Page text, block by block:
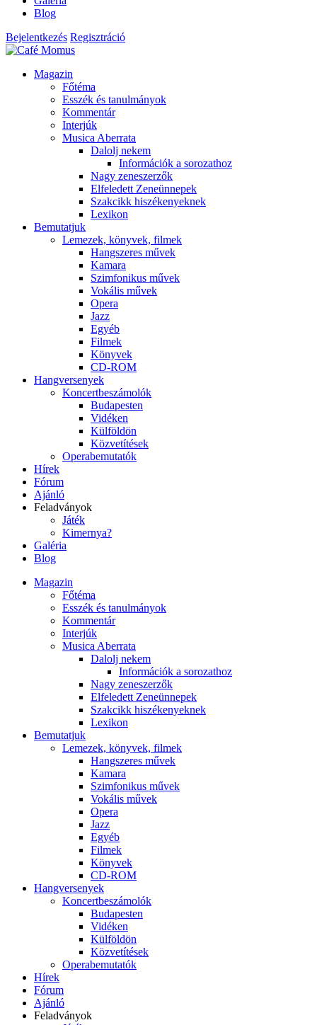
Blog
Bejelentkezés Regisztráció
Magazin
Főtéma
Esszék és tanulmányok
Kommentár
Interjúk
Musica Aberrata
Dalolj nekem
Információk a sorozathoz
Nagy zeneszerzők
Elfeledett Zeneünnepek
Szakcikk hiszékenyeknek
Lexikon
Bemutatjuk
Lemezek, könyvek, filmek
Hangszeres művek
Kamara
Szimfonikus művek
Vokális művek
Opera
Jazz
Egyéb
Filmek
Könyvek
CD-ROM
Hangversenyek
Koncertbeszámolók
Budapesten
Vidéken
Külföldön
Közvetítések
Operabemutatók
Hírek
Fórum
Ajánló
Feladványok
Játék
Kimernya?
Galéria
Blog
Magazin
Főtéma
Esszék és tanulmányok
Kommentár
Interjúk
Musica Aberrata
Dalolj nekem
Információk a sorozathoz
Nagy zeneszerzők
Elfeledett Zeneünnepek
Szakcikk hiszékenyeknek
Lexikon
Bemutatjuk
Lemezek, könyvek, filmek
Hangszeres művek
Kamara
Szimfonikus művek
Vokális művek
Opera
Jazz
Egyéb
Filmek
Könyvek
CD-ROM
Hangversenyek
Koncertbeszámolók
Budapesten
Vidéken
Külföldön
Közvetítések
Operabemutatók
Hírek
Fórum
Ajánló
Feladványok